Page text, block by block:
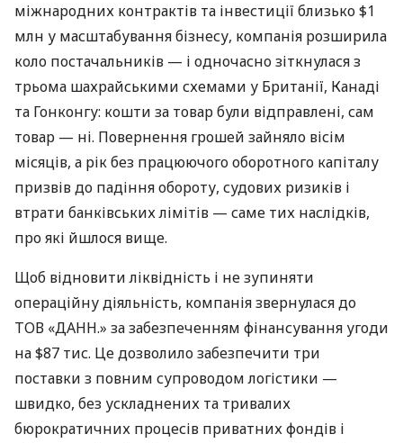
міжнародних контрактів та інвестиції близько $1
млн у масштабування бізнесу, компанія розширила
коло постачальників — і одночасно зіткнулася з
трьома шахрайськими схемами у Британії, Канаді
та Гонконгу: кошти за товар були відправлені, сам
товар — ні. Повернення грошей зайняло вісім
місяців, а рік без працюючого оборотного капіталу
призвів до падіння обороту, судових ризиків і
втрати банківських лімітів — саме тих наслідків,
про які йшлося вище.
Щоб відновити ліквідність і не зупиняти
операційну діяльність, компанія звернулася до
ТОВ «ДАНН.» за забезпеченням фінансування угоди
на $87 тис. Це дозволило забезпечити три
поставки з повним супроводом логістики —
швидко, без ускладнених та тривалих
бюрократичних процесів приватних фондів і